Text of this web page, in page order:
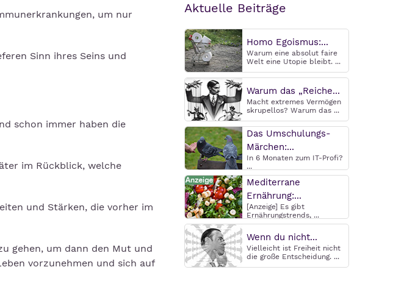
um nur
Sinn ihres Seins und
schon immer haben die
im Rückblick, welche
und Stärken, die vorher im
gehen, um dann den Mut und
vorzunehmen und sich auf
Aktuelle Beiträge
Homo Egoismus:...
Warum eine absolut faire
Welt eine Utopie bleibt. ...
Warum das „Reiche...
Macht extremes Vermögen
skrupellos? Warum das ...
Das Umschulungs-
Märchen:...
In 6 Monaten zum IT-Profi?
...
Mediterrane
Ernährung:...
[Anzeige] Es gibt
Ernährungstrends, ...
Wenn du nicht...
Vielleicht ist Freiheit nicht
die große Entscheidung. ...